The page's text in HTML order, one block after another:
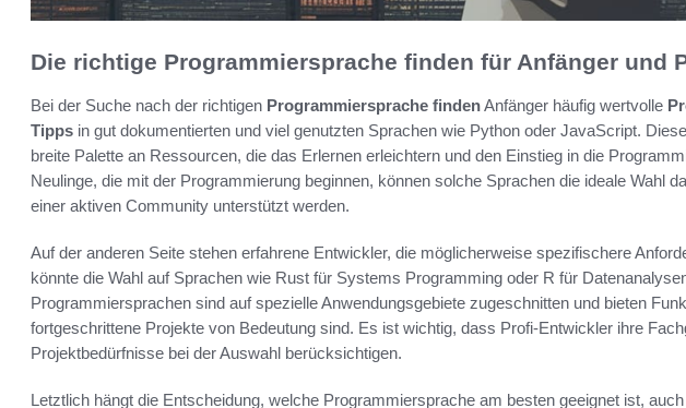
Die richtige Programmiersprache finden für Anfänger und
Bei der Suche nach der richtigen Programmiersprache findenAnfänger häufig wertvolle
Tipps in gut dokumentierten und viel genutzten Sprachen wie Python oder JavaScript.
breite Palette an Ressourcen, die das Erlernen erleichtern und den Einstieg in die
Neulinge, die mit der Programmierung beginnen, können solche Sprachen die ideale Wahl
einer aktiven Community unterstützt werden.
Auf der anderen Seite stehen erfahrene Entwickler, die möglicherweise spezifischere
könnte die Wahl auf Sprachen wie Rust für Systems Programming oder R für
Programmiersprachen sind auf spezielle Anwendungsgebiete zugeschnitten und bieten
fortgeschrittene Projekte von Bedeutung sind. Es ist wichtig, dass Profi-Entwickler ihre
Projektbedürfnisse bei der Auswahl berücksichtigen.
Letztlich hängt die Entscheidung, welche Programmiersprache am besten geeignet ist,